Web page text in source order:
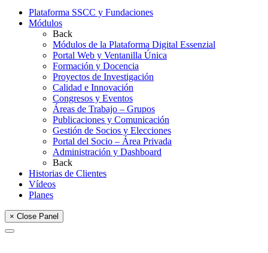
Plataforma SSCC y Fundaciones
Módulos
Back
Módulos de la Plataforma Digital Essenzial
Portal Web y Ventanilla Única
Formación y Docencia
Proyectos de Investigación
Calidad e Innovación
Congresos y Eventos
Áreas de Trabajo – Grupos
Publicaciones y Comunicación
Gestión de Socios y Elecciones
Portal del Socio – Área Privada
Administración y Dashboard
Back
Historias de Clientes
Vídeos
Planes
× Close Panel